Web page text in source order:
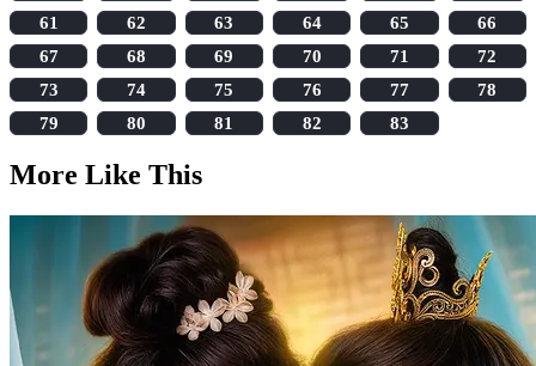
61
62 63 64 65
66
67
68 69 70 71
72
73
74 75 76 77
78
79
80 81 82 83
More Like This